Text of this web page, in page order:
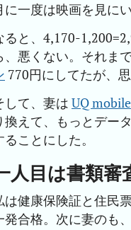
に一度は映画を見に
ると、4,170-
、悪くない。それま
770円にしてたが、
して、妻は UQ mobile
換えて、もっとデー
ることにした。
人目は書類審
は健康保険証と住民
発合格。次に妻のも